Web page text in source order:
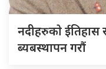
नदीहरुकाे ईतिहास
ब्यबस्थापन गराैं